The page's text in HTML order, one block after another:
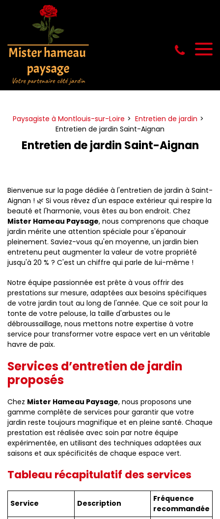
Paysagiste à Montlouis-sur-Loire
Entretien de jardin
Entretien de jardin Saint-Aignan
Entretien de jardin Saint-Aignan
Bienvenue sur la page dédiée à l'entretien de jardin à Saint-
Aignan ! 🌿 Si vous rêvez d'un espace extérieur qui respire la
beauté et l'harmonie, vous êtes au bon endroit. Chez
Mister Hameau Paysage, nous comprenons que chaque
jardin mérite une attention spéciale pour s'épanouir
pleinement. Saviez-vous qu'en moyenne, un jardin bien
entretenu peut augmenter la valeur de votre propriété
jusqu'à 20 % ? C'est un chiffre qui parle de lui-même !
Notre équipe passionnée est prête à vous offrir des
prestations sur mesure, adaptées aux besoins spécifiques
de votre jardin tout au long de l'année. Que ce soit pour la
tonte de votre pelouse, la taille d'arbustes ou le
débroussaillage, nous mettons notre expertise à votre
service pour transformer votre espace vert en un véritable
havre de paix.
Services d’entretien de jardin
proposés
Chez Mister Hameau Paysage, nous proposons une
gamme complète de services pour garantir que votre
jardin reste toujours magnifique et en pleine santé. Chaque
prestation est réalisée avec soin par notre équipe
expérimentée, en utilisant des techniques adaptées aux
saisons et aux spécificités de chaque espace vert.
Tableau récapitulatif des services
Service Description
Fréquence
recommandée
Panneau de gestion des cookies